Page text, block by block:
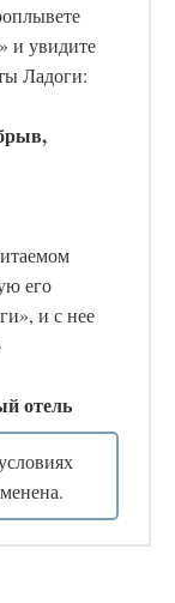
и увидите
Ладоги:
его
и с нее
отель